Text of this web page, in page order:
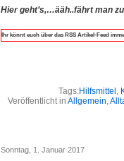
Hier geht’s,…ääh..fährt man
Ihr könnt euch über das RSS Artikel-Feed
Tags:Hilfsmittel ,
Veröffentlicht in Allgemein,
Sonntag, 1. Januar 2017